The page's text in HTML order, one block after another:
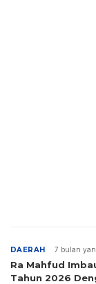
DAERAH 7 bulan
Ra Mahfud
Tahun 2026